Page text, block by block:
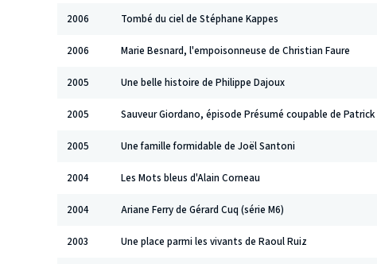
2006 Tombé du ciel de Stéphane Kappes
2006 Marie Besnard, l'empoisonneuse de Christian Faure
2005 Une belle histoire de Philippe Dajoux
2005 Sauveur Giordano, épisode Présumé coupable de
2005 Une famille formidable de Joël Santoni
2004 Les Mots bleus d'Alain Corneau
2004 Ariane Ferry de Gérard Cuq (série M6)
2003 Une place parmi les vivants de Raoul Ruiz